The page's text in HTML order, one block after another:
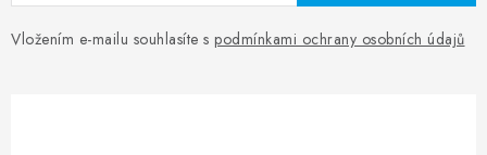
Vložením e-mailu souhlasíte s podmínkami ochrany osobních údajů